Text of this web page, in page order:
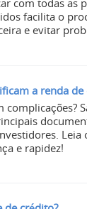
com todas
facilita o
e evitar
a renda
e rapidez!